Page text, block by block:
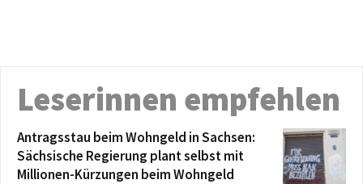
Leserinnen empfehlen
Antragsstau beim Wohngeld in Sachsen:
Sächsische Regierung plant selbst mit
Millionen-Kürzungen beim Wohngeld